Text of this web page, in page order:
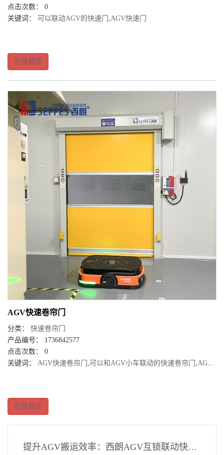
点击次数： 0
关键词： 可以联动AGV的快速门 AGV快速门
在线留言
AGV快速卷帘门
分类： 快速卷帘门
产品编号： 1736842577
点击次数： 0
关键词： AGV快速卷帘门 可以和AGV小车联动的快速卷帘门 AGV快速门
在线留言
提升AGV搬运效率：西朗AGV互锁联动快速卷帘门无缝对接方案